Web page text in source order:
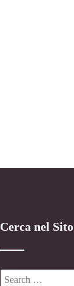
Cerca nel Sito